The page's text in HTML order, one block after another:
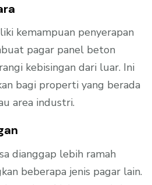
kemampuan penyerapan
pagar panel beton
kebisingan dari luar. Ini
bagi properti yang berada
area industri.
dianggap lebih ramah
beberapa jenis pagar lain.